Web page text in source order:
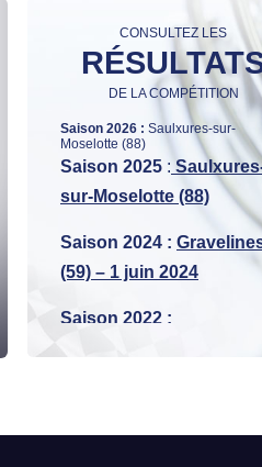
2 juin 2025
CHAMPIONNAT DE
DISTANCE S
LES FAVORIS ONT
Photos : FFTRI/Emma Delorme
ce samedi, à Saulxures-sur-
CONSULTEZ LES
DE LA COMPÉTITION
Saison 2026 : Saulxures-sur-
Moselotte (88)
Saison 2025 :
sur-Moselotte (88)
Saison 2024 :
(59) – 1 juin 2024
Saison 2022 :
Saison 2020 :